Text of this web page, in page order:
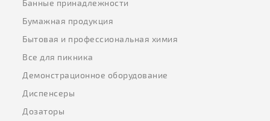
Банные принадлежности
Бумажная продукция
Бытовая и профессиональная химия
Все для пикника
Демонстрационное оборудование
Диспенсеры
Дозаторы